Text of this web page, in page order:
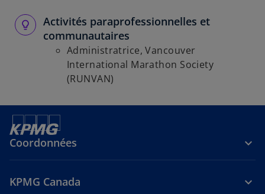
Activités paraprofessionnelles et
communautaires
Administratrice, Vancouver
International Marathon Society
(RUNVAN)
Coordonnées
KPMG Canada